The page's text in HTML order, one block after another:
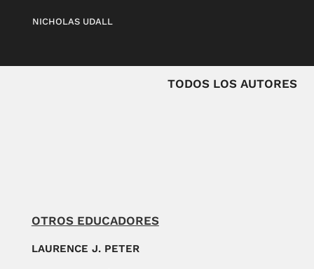
NICHOLAS UDALL
TODOS LOS AUTORES
OTROS EDUCADORES
LAURENCE J. PETER